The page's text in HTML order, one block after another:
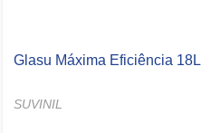
Glasu Máxima Eficiência 18L
SUVINIL